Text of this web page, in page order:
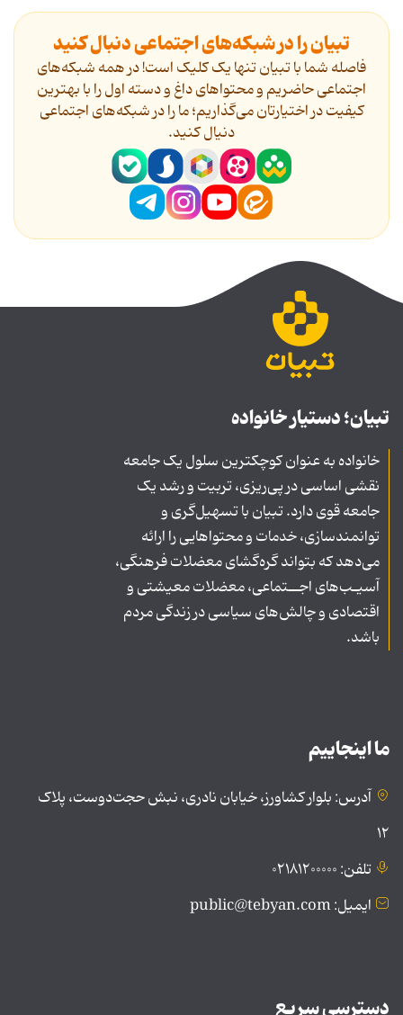
تبیان را در شبکه‌های اجتماعی دنبال کنید
فاصله شما با تبیان تنها یک کلیک است! در همه شبکه‌های
اجتماعی حاضریم و محتواهای داغ و دسته اول را با بهترین
کیفیت در اختیارتان می‌گذاریم؛ ما را در شبکه‌های اجتماعی
دنیال کنید.
تبیان؛ دستیار خانواده
خانواده به عنوان کوچکترین سلول یک جامعه
نقشی اساسی در پی‌ریزی، تربیت و رشد یک
جامعه قوی دارد. تبیان با تسهیل‌گری و
توانمندسازی، خدمات و محتواهایی را ارائه
می‌دهد که بتواند گره‌گشای معضلات فرهنگی،
آسیـب‌های اجــتماعی، معضلات معیشتی و
اقتصادی و چالش‌های سیاسی در زندگی مردم
باشد.
ما اینجاییم
آدرس: بلوار کشاورز، خیابان نادری، نبش حجت‌دوست، پلاک
۱۲
تلفن: ۰۲۱۸۱۲۰۰۰۰۰
ایمیل: public@tebyan.com